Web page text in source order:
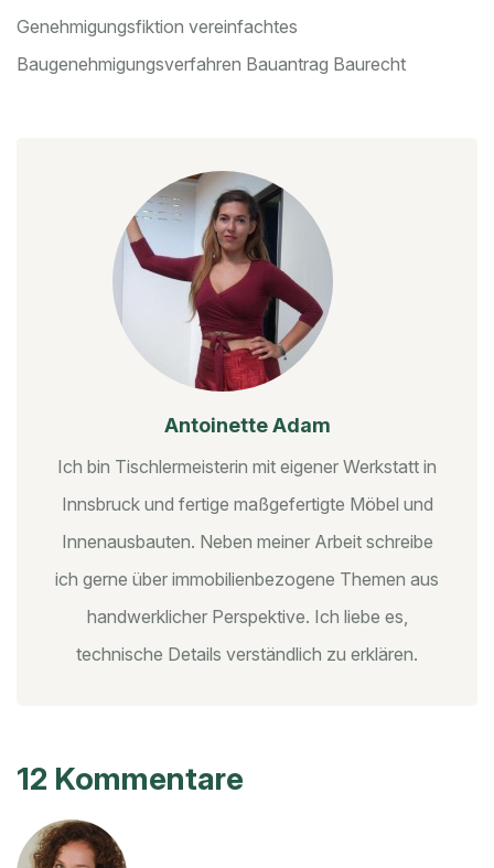
Genehmigungsfiktion vereinfachtes
Baugenehmigungsverfahren Bauantrag Baurecht
Antoinette Adam
Ich bin Tischlermeisterin mit eigener Werkstatt in
Innsbruck und fertige maßgefertigte Möbel und
Innenausbauten. Neben meiner Arbeit schreibe
ich gerne über immobilienbezogene Themen aus
handwerklicher Perspektive. Ich liebe es,
technische Details verständlich zu erklären.
12 Kommentare